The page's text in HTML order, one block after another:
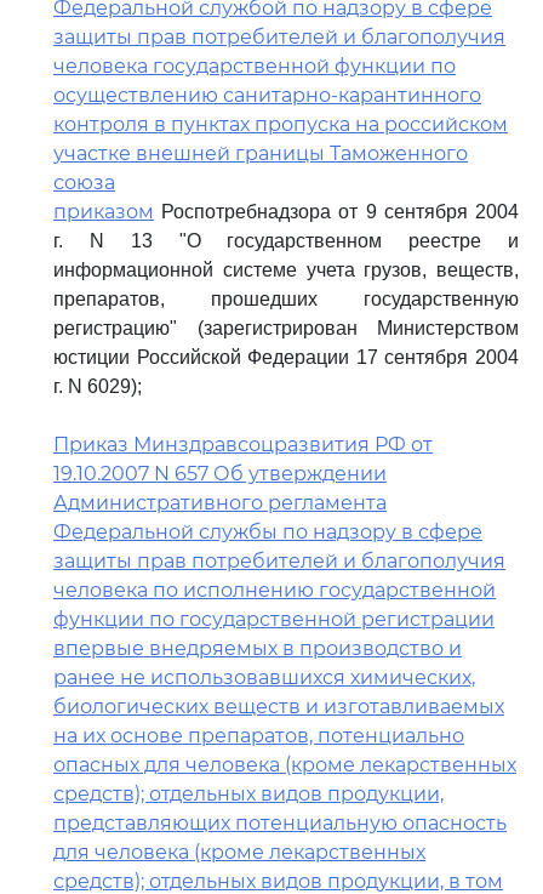
Федеральной службой по надзору в сфере
защиты прав потребителей и благополучия
человека государственной функции по
осуществлению санитарно-карантинного
контроля в пунктах пропуска на российском
участке внешней границы Таможенного
союза
приказом Роспотребнадзора от 9 сентября 2004
г. N 13 "О государственном реестре и
информационной системе учета грузов, веществ,
препаратов, прошедших государственную
регистрацию" (зарегистрирован Министерством
юстиции Российской Федерации 17 сентября 2004
г. N 6029);
Приказ Минздравсоцразвития РФ от
19.10.2007 N 657 Об утверждении
Административного регламента
Федеральной службы по надзору в сфере
защиты прав потребителей и благополучия
человека по исполнению государственной
функции по государственной регистрации
впервые внедряемых в производство и
ранее не использовавшихся химических,
биологических веществ и изготавливаемых
на их основе препаратов, потенциально
опасных для человека (кроме лекарственных
средств); отдельных видов продукции,
представляющих потенциальную опасность
для человека (кроме лекарственных
средств); отдельных видов продукции, в том